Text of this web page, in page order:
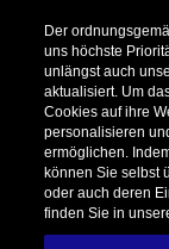
Unternehmen
Chubb in
Der
uns höchste
unlängst auch
aktualisiert. Um
Cookies auf ihre
personalisieren
ermöglichen.
können Sie selbst
oder auch deren
finden Sie in